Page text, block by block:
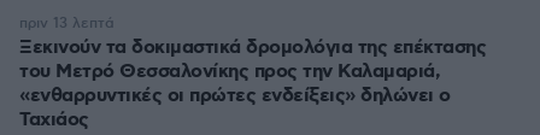
Ξεκινούν τα δοκιμαστικά δρομολόγια της επέκτασης
του Μετρό Θεσσαλονίκης προς την Καλαμαριά,
«ενθαρρυντικές οι πρώτες ενδείξεις» δηλώνει ο
Ταχιάος
πριν 13 λεπτά